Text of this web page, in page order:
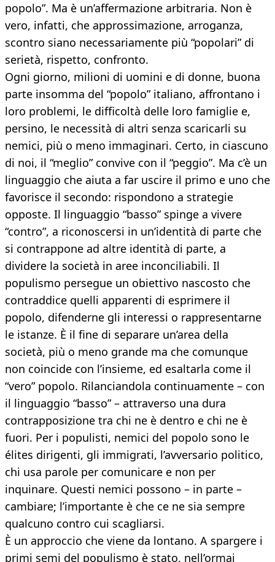
popolo”. Ma è un’affermazione arbitraria. Non è
vero, infatti, che approssimazione, arroganza,
scontro siano necessariamente più “popolari” di
serietà, rispetto, confronto.
Ogni giorno, milioni di uomini e di donne, buona
parte insomma del “popolo” italiano, affrontano i
loro problemi, le difficoltà delle loro famiglie e,
persino, le necessità di altri senza scaricarli su
nemici, più o meno immaginari. Certo, in ciascuno
di noi, il “meglio” convive con il “peggio”. Ma c’è un
linguaggio che aiuta a far uscire il primo e uno che
favorisce il secondo: rispondono a strategie
opposte. Il linguaggio “basso” spinge a vivere
“contro”, a riconoscersi in un’identità di parte che
si contrappone ad altre identità di parte, a
dividere la società in aree inconciliabili. Il
populismo persegue un obiettivo nascosto che
contraddice quelli apparenti di esprimere il
popolo, difenderne gli interessi o rappresentarne
le istanze. È il fine di separare un’area della
società, più o meno grande ma che comunque
non coincide con l’insieme, ed esaltarla come il
“vero” popolo. Rilanciandola continuamente – con
il linguaggio “basso” – attraverso una dura
contrapposizione tra chi ne è dentro e chi ne è
fuori. Per i populisti, nemici del popolo sono le
élites dirigenti, gli immigrati, l’avversario politico,
chi usa parole per comunicare e non per
inquinare. Questi nemici possono – in parte –
cambiare; l’importante è che ce ne sia sempre
qualcuno contro cui scagliarsi.
È un approccio che viene da lontano. A spargere i
primi semi del populismo è stato, nell’ormai